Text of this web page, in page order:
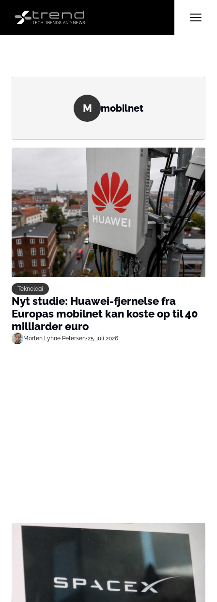
M mobilnet
Teknologi
Nyt studie: Huawei-fjernelse fra
Europas mobilnet kan koste op til 40
milliarder euro
Morten Lyhne Petersen•25. juli 2026